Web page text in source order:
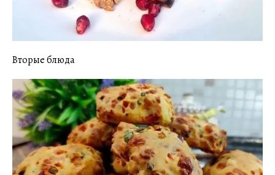
Вторые блюда